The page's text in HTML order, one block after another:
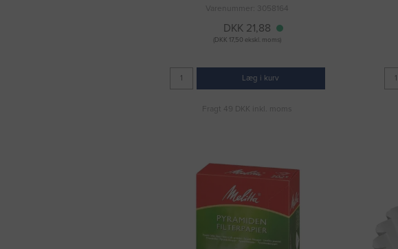
Varenummer: 3058164
DKK 21,88
(DKK 17,50 ekskl. moms)
Læg i kurv
Fragt 49 DKK inkl. moms